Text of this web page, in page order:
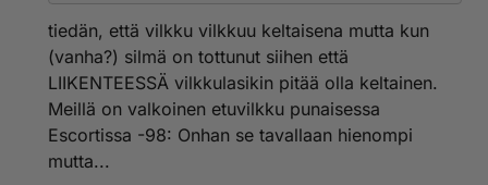
kyllä valkoiset vilkut ovat ehdottomasti paremman
näkoiset varsinkin Sierrassa, jossa etuvilkut ovat varsin
kookkaat. Ja kyllä se vilkku edelleen keltaisena
vilkkuu, vaikka lasi kirkas olisikin...
tiedän, että vilkku vilkkuu keltaisena mutta kun
(vanha?) silmä on tottunut siihen että
LIIKENTEESSÄ vilkkulasikin pitää olla keltainen.
Meillä on valkoinen etuvilkku punaisessa
Escortissa -98: Onhan se tavallaan hienompi
mutta...